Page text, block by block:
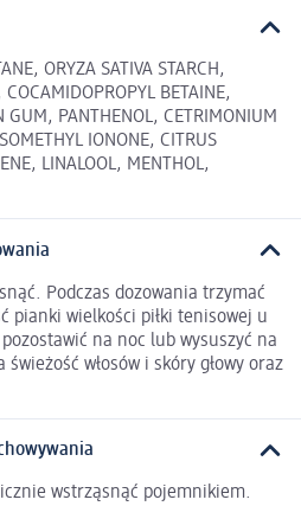
ORYZA SATIVA STARCH,
BETAINE,
GUM, PANTHENOL, CETRIMONIUM
IONONE, CITRUS
LINALOOL, MENTHOL,
Podczas dozowania trzymać
pianki wielkości piłki tenisowej u
na noc lub wysuszyć na
włosów i skóry głowy oraz
wstrząsnąć pojemnikiem.